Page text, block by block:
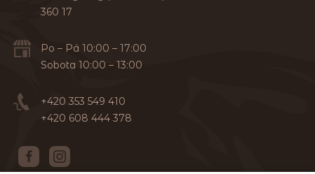
360 17
Po – Pá 10:00 – 17:00
Sobota 10:00 – 13:00
+420 353 549 410
+420 608 444 378